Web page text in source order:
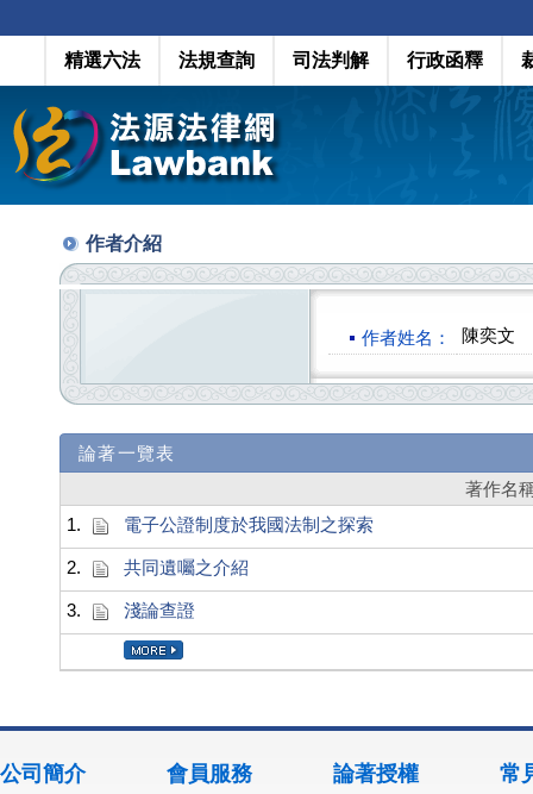
精選六法 法規查詢 司法判解 行政函釋
作者介紹
作者姓名： 陳奕文
論著一覽表
著作名
1.
電子公證制度於我國法制之探索
2. 共同遺囑之介紹
3. 淺論查證
公司簡介 會員服務 論著授權 常